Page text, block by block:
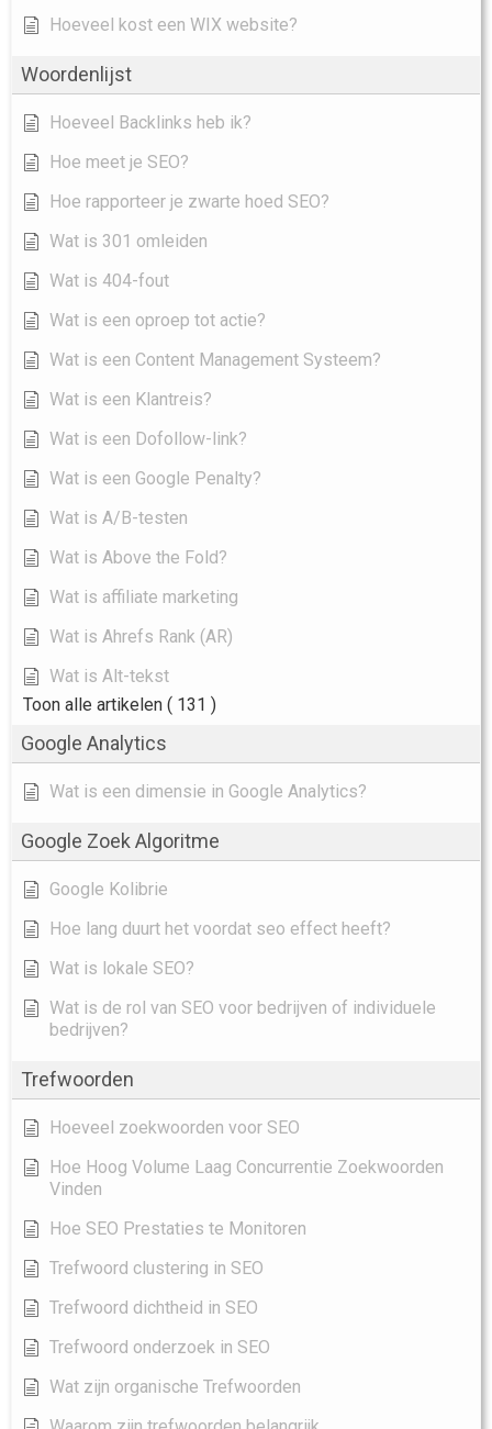
Hoeveel kost een WIX website?
Woordenlijst
Hoeveel Backlinks heb ik?
Hoe meet je SEO?
Hoe rapporteer je zwarte hoed SEO?
Wat is 301 omleiden
Wat is 404-fout
Wat is een oproep tot actie?
Wat is een Content Management Systeem?
Wat is een Klantreis?
Wat is een Dofollow-link?
Wat is een Google Penalty?
Wat is A/B-testen
Wat is Above the Fold?
Wat is affiliate marketing
Wat is Ahrefs Rank (AR)
Wat is Alt-tekst
Toon alle artikelen ( 131 )
Google Analytics
Wat is een dimensie in Google Analytics?
Google Zoek Algoritme
Google Kolibrie
Hoe lang duurt het voordat seo effect heeft?
Wat is lokale SEO?
Wat is de rol van SEO voor bedrijven of individuele
bedrijven?
Trefwoorden
Hoeveel zoekwoorden voor SEO
Hoe Hoog Volume Laag Concurrentie Zoekwoorden
Vinden
Hoe SEO Prestaties te Monitoren
Trefwoord clustering in SEO
Trefwoord dichtheid in SEO
Trefwoord onderzoek in SEO
Wat zijn organische Trefwoorden